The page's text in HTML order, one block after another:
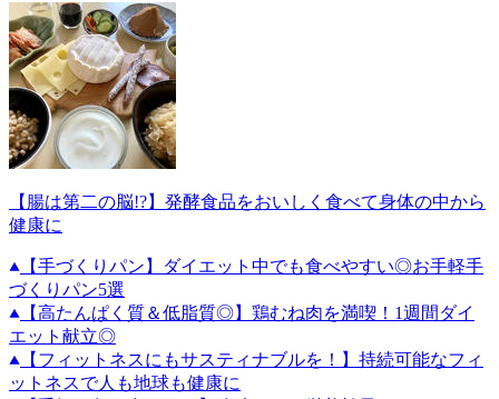
【腸は第二の脳!?】発酵食品をおいしく食べて身体の中から
健康に
【手づくりパン】ダイエット中でも食べやすい◎お手軽手
づくりパン5選
【高たんぱく質＆低脂質◎】鶏むね肉を満喫！1週間ダイ
エット献立◎
【フィットネスにもサスティナブルを！】持続可能なフィ
ットネスで人も地球も健康に